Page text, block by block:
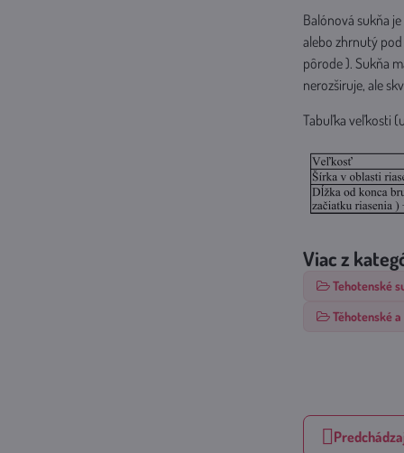
Balónová sukňa
alebo zhrnutý
pôrode ). Sukňa
nerozširuje, ale
Tabuľka veľkosti
Viac z
Tehotenské
Těhotenské